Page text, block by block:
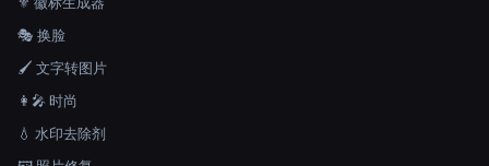
🎭 换脸
🖌️ 文字转图片
👩‍🎤 时尚
💧 水印去除剂